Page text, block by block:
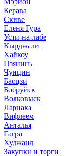
Мэрион
Керава
Скиве
Еленя Гура
Усти-на-лабе
Кырджали
Хайкоу
Цзянинь
Чунцин
Баоцзи
Бобруйск
Волковыск
Ларнака
Вифлеем
Анталья
Гагра
Худжанд
Закупки и торги